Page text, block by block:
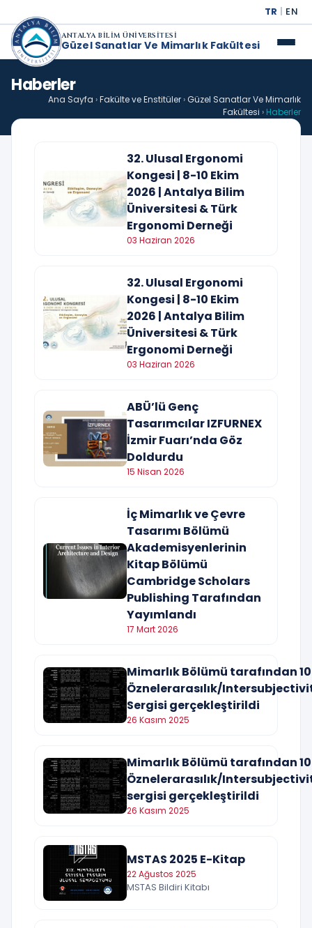
TR | EN
ANTALYA BİLİM ÜNİVERSİTESİ
Güzel Sanatlar Ve Mimarlık Fakültesi
Haberler
Ana Sayfa ›Fakülte ve Enstitüler ›Güzel Sanatlar Ve Mimarlık
Fakültesi › Haberler
32. Ulusal Ergonomi
Kongesi | 8-10 Ekim
2026 | Antalya Bilim
Üniversitesi & Türk
Ergonomi Derneği
03 Haziran 2026
32. Ulusal Ergonomi
Kongesi | 8-10 Ekim
2026 | Antalya Bilim
Üniversitesi & Türk
Ergonomi Derneği
03 Haziran 2026
ABÜ’lü Genç
Tasarımcılar IZFURNEX
İzmir Fuarı’nda Göz
Doldurdu
15 Nisan 2026
İç Mimarlık ve Çevre
Tasarımı Bölümü
Akademisyenlerinin
Kitap Bölümü
Cambridge Scholars
Publishing Tarafından
Yayımlandı
17 Mart 2026
Mimarlık Bölümü tarafından
Öznelerarasılık/
Sergisi gerçekleştirildi
26 Kasım 2025
Mimarlık Bölümü tarafından
Öznelerarasılık/
sergisi gerçekleştirildi
26 Kasım 2025
MSTAS 2025 E-Kitap
22 Ağustos 2025
MSTAS Bildiri Kitabı